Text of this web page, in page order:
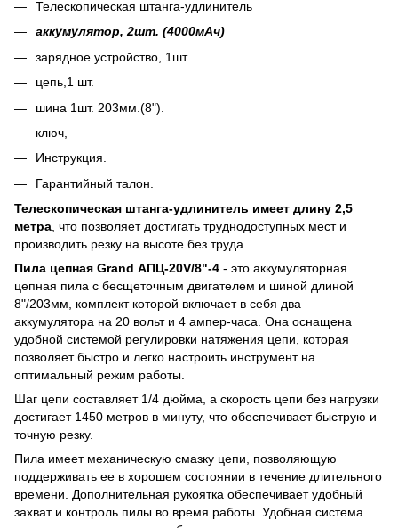
Телескопическая штанга-удлинитель
аккумулятор, 2шт. (4000мАч)
зарядное устройство, 1шт.
цепь,1 шт.
шина 1шт. 203мм.(8").
ключ,
Инструкция.
Гарантийный талон.
Телескопическая штанга-удлинитель имеет длину 2,5
метра , что позволяет достигать труднодоступных мест и
производить резку на высоте без труда.
Пила цепная Grand АПЦ-20V/8"-4 - это аккумуляторная
цепная пила с бесщеточным двигателем и шиной длиной
8"/203мм, комплект которой включает в себя два
аккумулятора на 20 вольт и 4 ампер-часа. Она оснащена
удобной системой регулировки натяжения цепи, которая
позволяет быстро и легко настроить инструмент на
оптимальный режим работы.
Шаг цепи составляет 1/4 дюйма, а скорость цепи без нагрузки
достигает 1450 метров в минуту, что обеспечивает быструю и
точную резку.
Пила имеет механическую смазку цепи, позволяющую
поддерживать ее в хорошем состоянии в течение длительного
времени. Дополнительная рукоятка обеспечивает удобный
захват и контроль пилы во время работы. Удобная система